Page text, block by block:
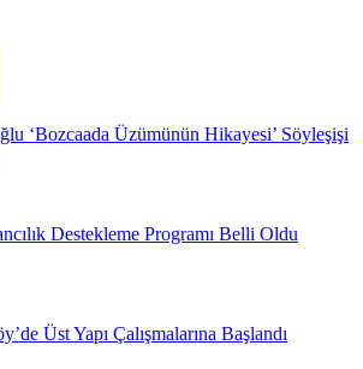
‘Bozcaada Üzümünün Hikayesi’ Söyleşişi
Destekleme Programı Belli Oldu
Üst Yapı Çalışmalarına Başlandı